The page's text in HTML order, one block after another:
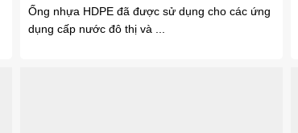
Ống nhựa HDPE đã được sử dụng cho các ứng
dụng cấp nước đô thị và ...